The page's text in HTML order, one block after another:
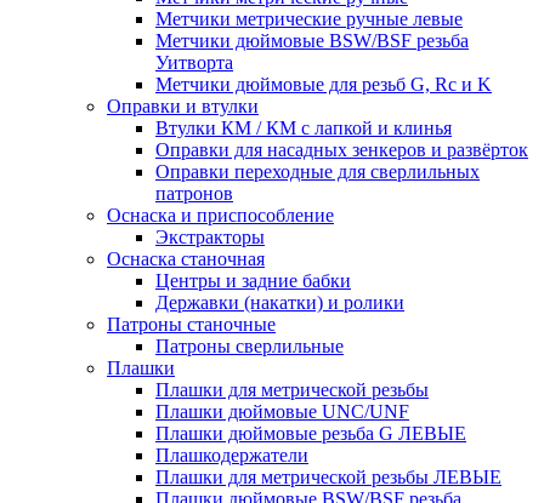
Метчики метрические ручные левые
Метчики дюймовые BSW/BSF резьба
Уитворта
Метчики дюймовые для резьб G, Rc и K
Оправки и втулки
Втулки КМ / КМ с лапкой и клинья
Оправки для насадных зенкеров и развёрток
Оправки переходные для сверлильных
патронов
Оснаска и приспособление
Экстракторы
Оснаска станочная
Центры и задние бабки
Державки (накатки) и ролики
Патроны станочные
Патроны сверлильные
Плашки
Плашки для метрической резьбы
Плашки дюймовые UNC/UNF
Плашки дюймовые резьба G ЛЕВЫЕ
Плашкодержатели
Плашки для метрической резьбы ЛЕВЫЕ
Плашки дюймовые BSW/BSF резьба